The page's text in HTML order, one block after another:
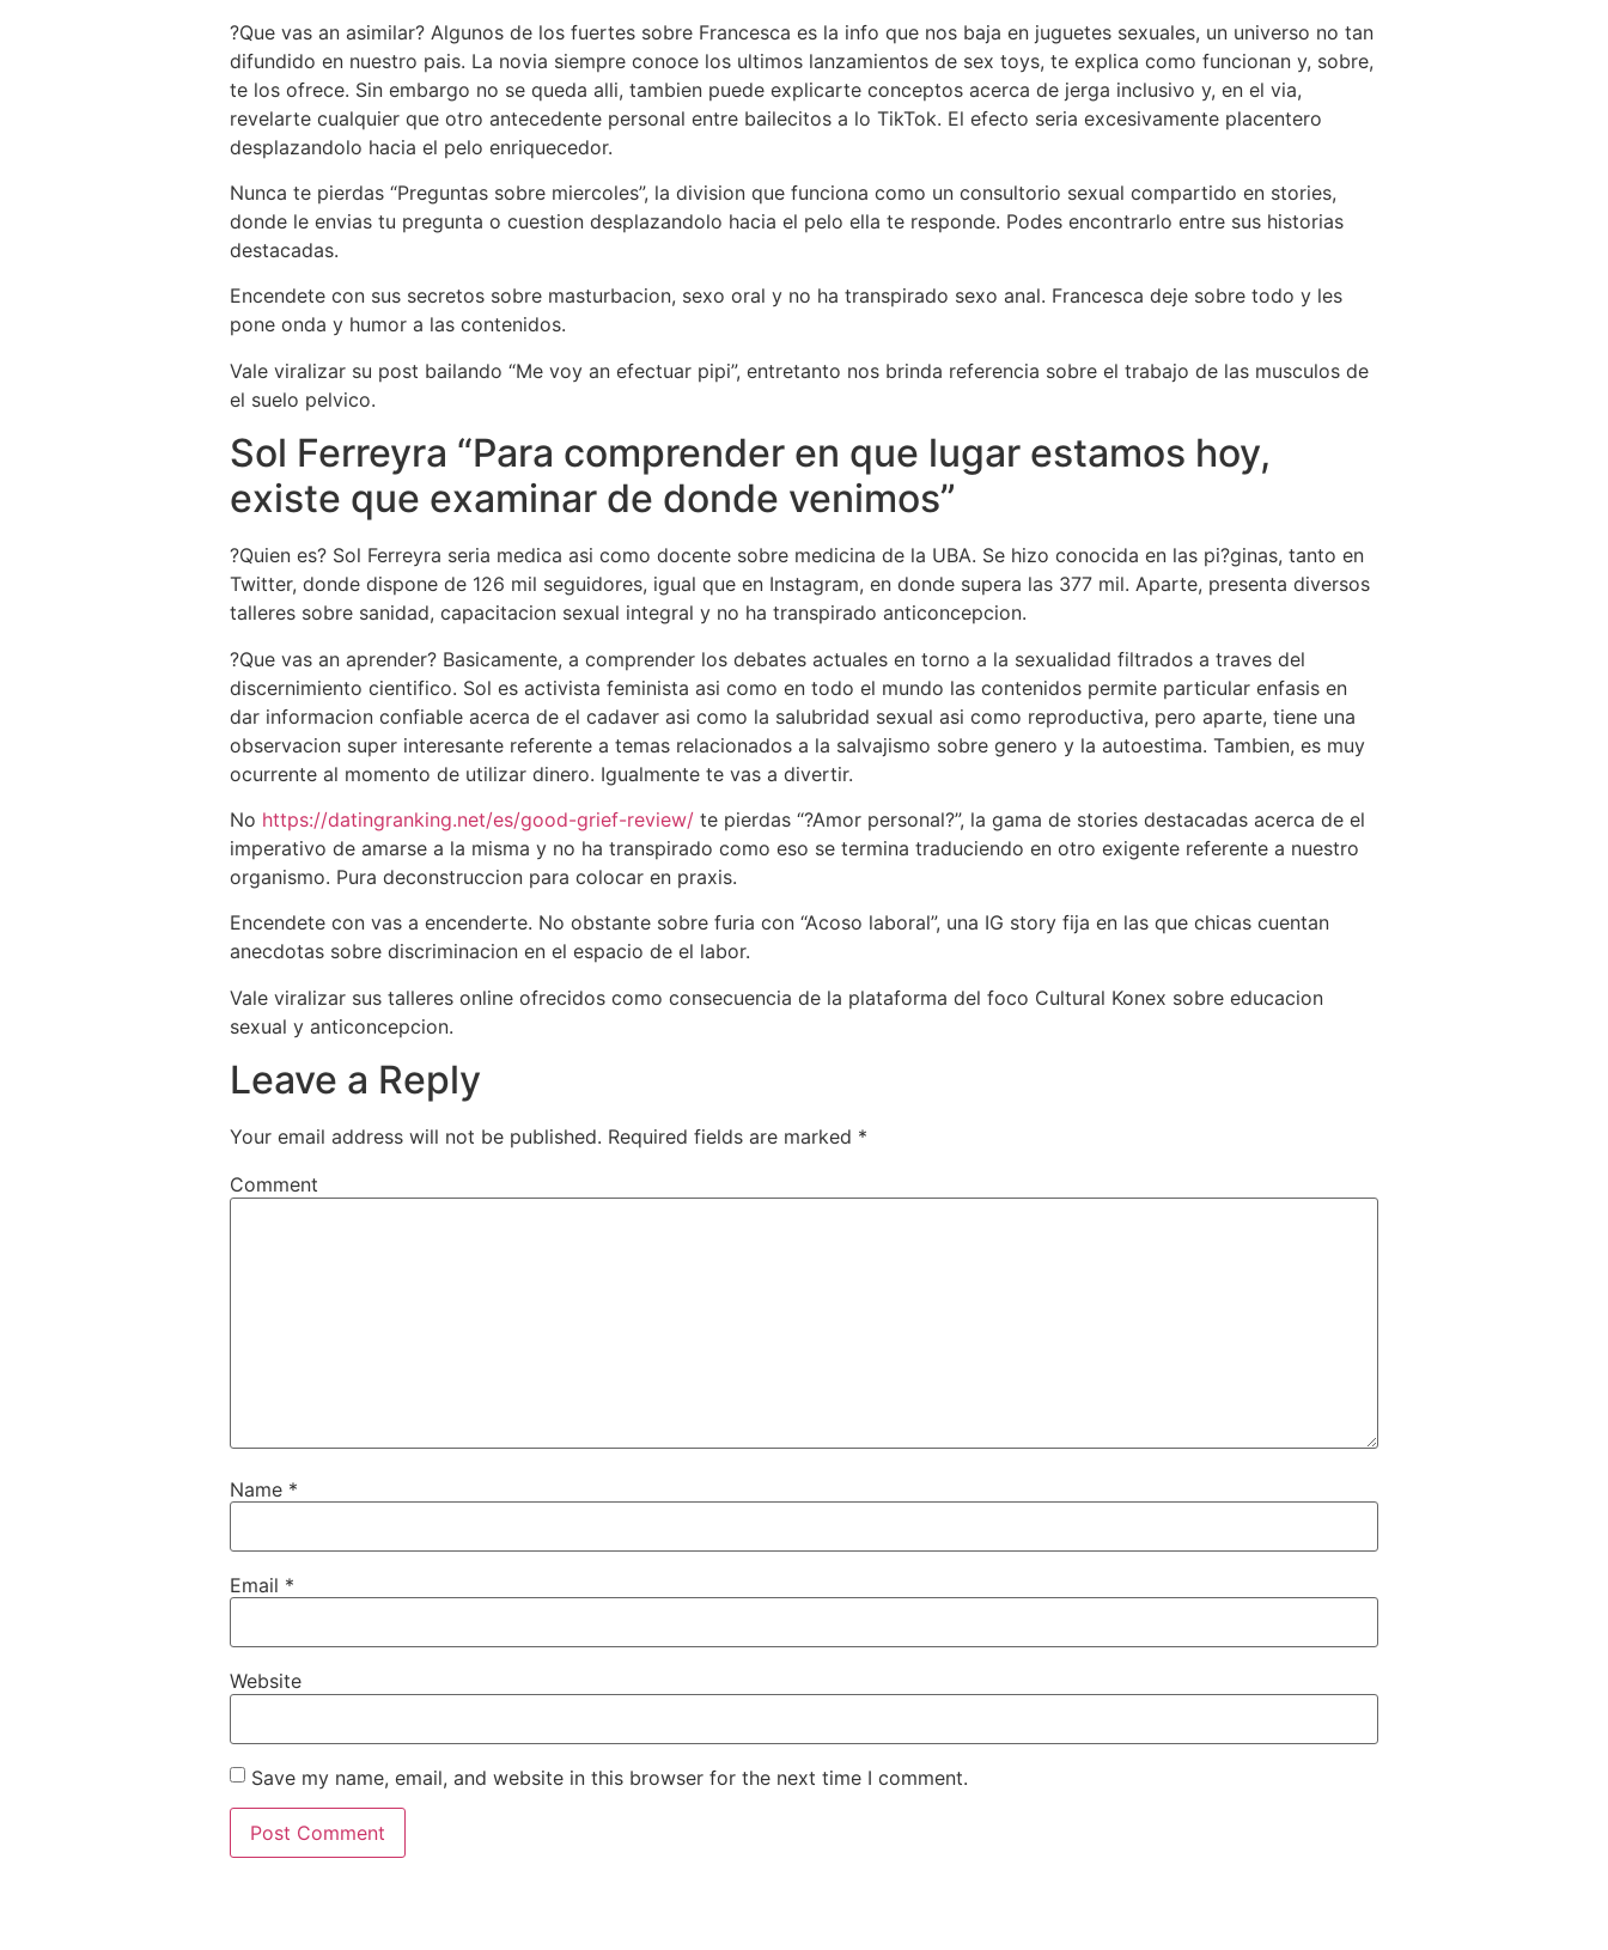
?Que vas an asimilar? Algunos de los fuertes sobre Francesca es la info que nos baja en juguetes sexuales, un universo no tan
difundido en nuestro pais. La novia siempre conoce los ultimos lanzamientos de sex toys, te explica como funcionan y, sobre,
te los ofrece. Sin embargo no se queda alli, tambien puede explicarte conceptos acerca de jerga inclusivo y, en el vi­a,
revelarte cualquier que otro antecedente personal entre bailecitos a lo TikTok. El efecto seri­a excesivamente placentero
desplazandolo hacia el pelo enriquecedor.
Nunca te pierdas “Preguntas sobre miercoles”, la division que funciona como un consultorio sexual compartido en stories,
donde le envias tu pregunta o cuestion desplazandolo hacia el pelo ella te responde. Podes encontrarlo entre sus historias
destacadas.
Encendete con sus secretos sobre masturbacion, sexo oral y no ha transpirado sexo anal. Francesca deje sobre todo y les
pone onda y humor a las contenidos.
Vale viralizar su post bailando “Me voy an efectuar pipi”, entretanto nos brinda referencia sobre el trabajo de las musculos de
el suelo pelvico.
Sol Ferreyra “Para comprender en que lugar estamos hoy,
existe que examinar de donde venimos”
?Quien es? Sol Ferreyra seri­a medica asi­ como docente sobre medicina de la UBA. Se hizo conocida en las pi?ginas, tanto en
Twitter, donde dispone de 126 mil seguidores, igual que en Instagram, en donde supera las 377 mil. Aparte, presenta diversos
talleres sobre sanidad, capacitacion sexual integral y no ha transpirado anticoncepcion.
?Que vas an aprender? Basicamente, a comprender los debates actuales en torno a la sexualidad filtrados a traves del
discernimiento cientifico. Sol es activista feminista asi­ como en todo el mundo las contenidos permite particular enfasis en
dar informacion confiable acerca de el cadaver asi­ como la salubridad sexual asi­ como reproductiva, pero aparte, tiene una
observacion super interesante referente a temas relacionados a la salvajismo sobre genero y la autoestima. Tambien, es muy
ocurrente al momento de utilizar dinero. Igualmente te vas a divertir.
No https://datingranking.net/es/good-grief-review/ te pierdas “?Amor personal?”, la gama de stories destacadas acerca de el
imperativo de amarse a la misma y no ha transpirado como eso se termina traduciendo en otro exigente referente a nuestro
organismo. Pura deconstruccion para colocar en praxis.
Encendete con vas a encenderte. No obstante sobre furia con “Acoso laboral”, una IG story fija en las que chicas cuentan
anecdotas sobre discriminacion en el espacio de el labor.
Vale viralizar sus talleres online ofrecidos como consecuencia de la plataforma del foco Cultural Konex sobre educacion
sexual y anticoncepcion.
Leave a Reply
Your email address will not be published. Required fields are marked *
Comment
Name *
Email *
Website
Save my name, email, and website in this browser for the next time I comment.